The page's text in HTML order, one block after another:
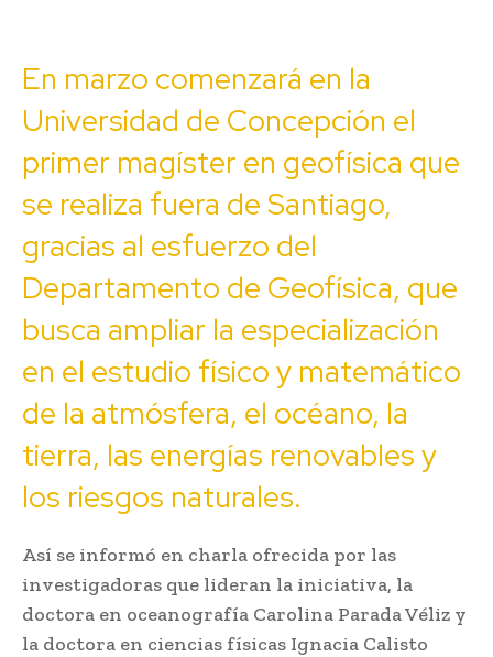
En marzo comenzará en la
Universidad de Concepción el
primer magíster en geofísica que
se realiza fuera de Santiago,
gracias al esfuerzo del
Departamento de Geofísica, que
busca ampliar la especialización
en el estudio físico y matemático
de la atmósfera, el océano, la
tierra, las energías renovables y
los riesgos naturales.
Así se informó en charla ofrecida por las
investigadoras que lideran la iniciativa, la
doctora en oceanografía Carolina Parada Véliz y
la doctora en ciencias físicas Ignacia Calisto